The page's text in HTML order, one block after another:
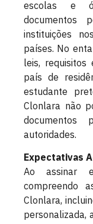
escolas e
documentos
instituições
países. No
leis, requisitos
país de
estudante
Clonlara não
autoridades.
Expectativas
Ao assinar
compreendo
Clonlara,
personalizada,